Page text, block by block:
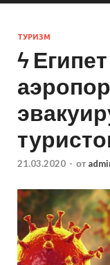
ТУРИЗМ
ϟ
21.03.2020 - от